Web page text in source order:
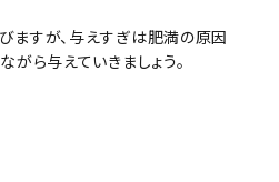
ますが、与えすぎは肥満の原因
がら与えていきましょう。